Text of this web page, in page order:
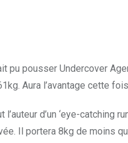
pu pousser Undercover
Aura l’avantage cette
d’un ‘eye-catching
Il portera 8kg de moins